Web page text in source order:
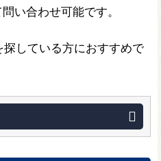
い合わせ可能です。
探している方におすすめで